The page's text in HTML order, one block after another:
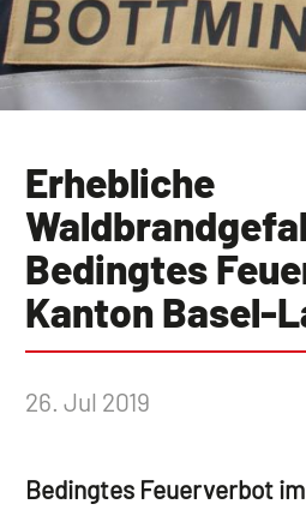
Erhebliche
Bedingtes
Kanton Basel-
26. Jul 2019
Bedingtes Feuerverbot